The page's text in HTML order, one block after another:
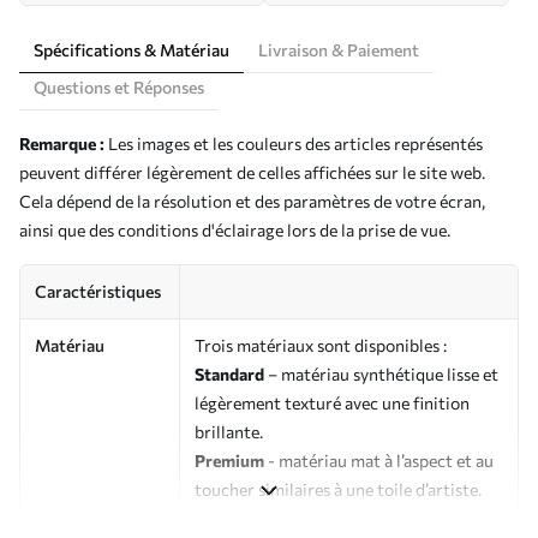
Spécifications & Matériau
Livraison & Paiement
Questions et Réponses
Remarque : Les images et les couleurs des articles représentés
peuvent différer légèrement de celles affichées sur le site web.
Cela dépend de la résolution et des paramètres de votre écran,
ainsi que des conditions d'éclairage lors de la prise de vue.
Caractéristiques
Matériau
Trois matériaux sont disponibles :
Standard – matériau synthétique lisse et
légèrement texturé avec une finition
brillante.
Premium - matériau mat à l’aspect et au
toucher similaires à une toile d’artiste.